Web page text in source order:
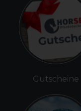
Gutscheine